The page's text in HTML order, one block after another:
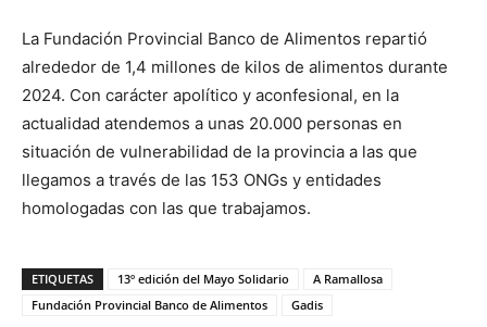
La Fundación Provincial Banco de Alimentos repartió
alrededor de 1,4 millones de kilos de alimentos durante
2024. Con carácter apolítico y aconfesional, en la
actualidad atendemos a unas 20.000 personas en
situación de vulnerabilidad de la provincia a las que
llegamos a través de las 153 ONGs y entidades
homologadas con las que trabajamos.
ETIQUETAS 13º edición del Mayo Solidario
A Ramallosa
Fundación Provincial Banco de Alimentos
Gadis